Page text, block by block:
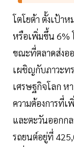
โตโยต้า ตั้งเป้า
หรือเพิ่มขึ้น 6%
ขณะที่ตลาดส่งอ
เผชิญกับภาวะท
เศรษฐกิจโลก
ความต้องการที่
และตะวันออกกล
รถยนต์อยู่ที่